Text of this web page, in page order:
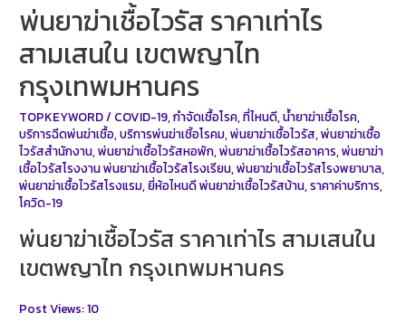
พ่นยาฆ่าเชื้อไวรัส ราคาเท่าไร
สามเสนใน เขตพญาไท
กรุงเทพมหานคร
TOPKEYWORD/ COVID-19,กำจัดเชื้อโรค,ที่ไหนดี,น้ำยาฆ่าเชื้อโรค,
บริการฉีดพ่นฆ่าเชื้อ,บริการพ่นฆ่าเชิ้อโรคม,พ่นยาฆ่าเชื้อไวรัส,พ่นยาฆ่าเชื้อ
ไวรัสสำนักงาน,พ่นยาฆ่าเชื้อไวรัสหอพัก,พ่นยาฆ่าเชื้อไวรัสอาคาร,พ่นยาฆ่า
เชื้อไวรัสโรงงาน พ่นยาฆ่าเชื้อไวรัสโรงเรียน,พ่นยาฆ่าเชื้อไวรัสโรงพยาบาล,
พ่นยาฆ่าเชื้อไวรัสโรงแรม,ยี่ห้อไหนดี พ่นยาฆ่าเชื้อไวรัสบ้าน,ราคาค่าบริการ,
โควิด-19
พ่นยาฆ่าเชื้อไวรัส ราคาเท่าไร สามเสนใน
เขตพญาไท กรุงเทพมหานคร
Post Views:10